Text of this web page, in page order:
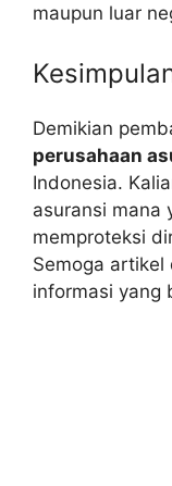
maupun luar
Demikian
perusahaan
Indonesia.
asuransi mana
memproteksi
Semoga
informasi yang